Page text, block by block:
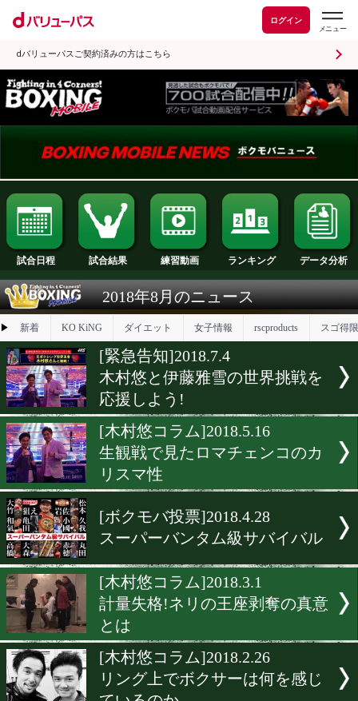
ログイン
dバリューパスご契約済みの方はこちら
試合日程 試合結果 練習動画 ランキング
2018年8月のニュース
▶ 新着 KO KiNG ダイエット
[緊急告知]2018.7.4
木村悠と伊藤雅雪の世界挑
応援しよう!
[木村悠コラム]2018.5.16
生観戦で見たロマチェンコ
リスマ性
[ボクモバ投票]2018.4.28
スーパーバンタム級サバイ